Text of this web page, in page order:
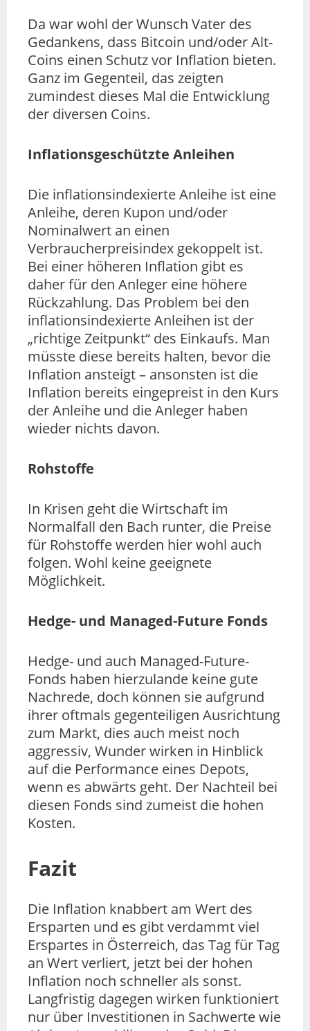
Da war wohl der Wunsch Vater des
Gedankens, dass Bitcoin und/oder Alt-
Coins einen Schutz vor Inflation bieten.
Ganz im Gegenteil, das zeigten
zumindest dieses Mal die Entwicklung
der diversen Coins.
Inflationsgeschützte Anleihen
Die inflationsindexierte Anleihe ist eine
Anleihe, deren Kupon und/oder
Nominalwert an einen
Verbraucherpreisindex gekoppelt ist.
Bei einer höheren Inflation gibt es
daher für den Anleger eine höhere
Rückzahlung. Das Problem bei den
inflationsindexierte Anleihen ist der
„richtige Zeitpunkt“ des Einkaufs. Man
müsste diese bereits halten, bevor die
Inflation ansteigt – ansonsten ist die
Inflation bereits eingepreist in den Kurs
der Anleihe und die Anleger haben
wieder nichts davon.
Rohstoffe
In Krisen geht die Wirtschaft im
Normalfall den Bach runter, die Preise
für Rohstoffe werden hier wohl auch
folgen. Wohl keine geeignete
Möglichkeit.
Hedge- und Managed-Future Fonds
Hedge- und auch Managed-Future-
Fonds haben hierzulande keine gute
Nachrede, doch können sie aufgrund
ihrer oftmals gegenteiligen Ausrichtung
zum Markt, dies auch meist noch
aggressiv, Wunder wirken in Hinblick
auf die Performance eines Depots,
wenn es abwärts geht. Der Nachteil bei
diesen Fonds sind zumeist die hohen
Kosten.
Fazit
Die Inflation knabbert am Wert des
Ersparten und es gibt verdammt viel
Erspartes in Österreich, das Tag für Tag
an Wert verliert, jetzt bei der hohen
Inflation noch schneller als sonst.
Langfristig dagegen wirken funktioniert
nur über Investitionen in Sachwerte wie